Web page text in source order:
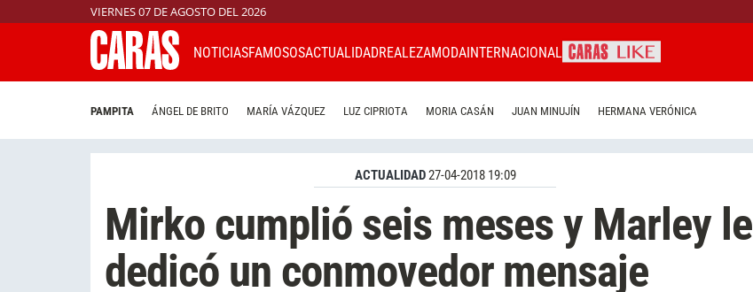
VIERNES 07 DE AGOSTO DEL 2026
NOTICIASFAMOSOSACTUALIDADREALEZAMODAINTERNACIONAL
PAMPITA ÁNGEL DE BRITO MARÍA VÁZQUEZ LUZ CIPRIOTA MORIA CASÁN JUAN MINUJÍN HERMANA VERÓNICA
ACTUALIDAD27-04-2018 19:09
Mirko cumplió seis meses y Marley le
dedicó un conmovedor mensaje